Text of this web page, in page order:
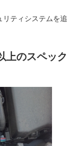
ティシステムを追
上のスペック